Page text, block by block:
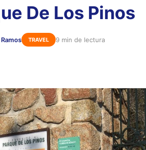
De Los Pinos
TRAVEL 9 min de lectura